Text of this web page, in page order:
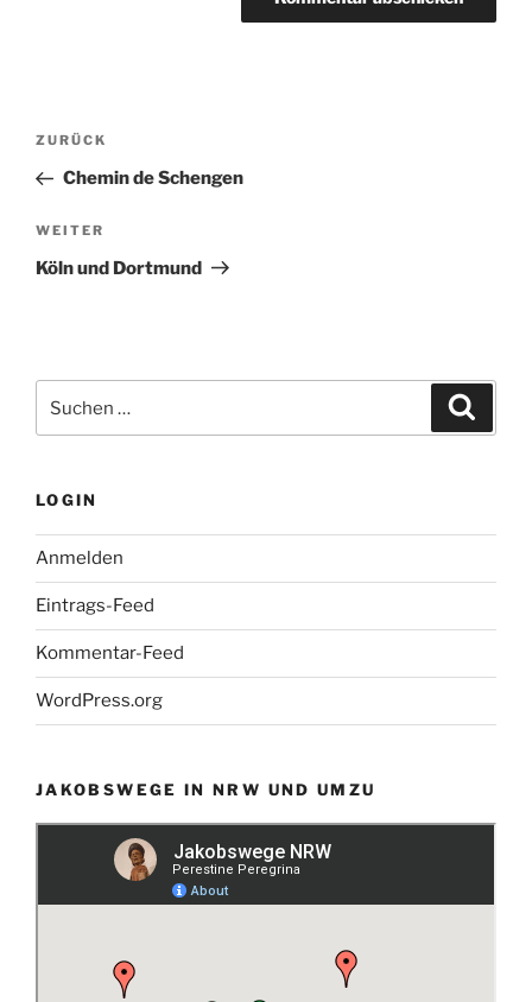
Beitragsnavigation
Vorheriger
Beitrag
ZURÜCK
Chemin de Schengen
Nächster
Beitrag
WEITER
Köln und Dortmund
nach:
LOGIN
Anmelden
Eintrags-Feed
Kommentar-Feed
WordPress.org
JAKOBSWEGE IN NRW UND UMZU